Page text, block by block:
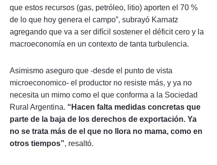
que estos recursos (gas, petróleo, litio) aporten el 70 %
de lo que hoy genera el campo”, subrayó Karnatz
agregando que va a ser difícil sostener el déficit cero y la
macroeconomía en un contexto de tanta turbulencia.
Asimismo aseguro que -desde el punto de vista
microeconomico- el productor no resiste más, y ya no
necesita un mimo como el que conforma a la Sociedad
Rural Argentina. “Hacen falta medidas concretas que
parte de la baja de los derechos de exportación. Ya
no se trata más de el que no llora no mama, como en
otros tiempos”, resaltó.